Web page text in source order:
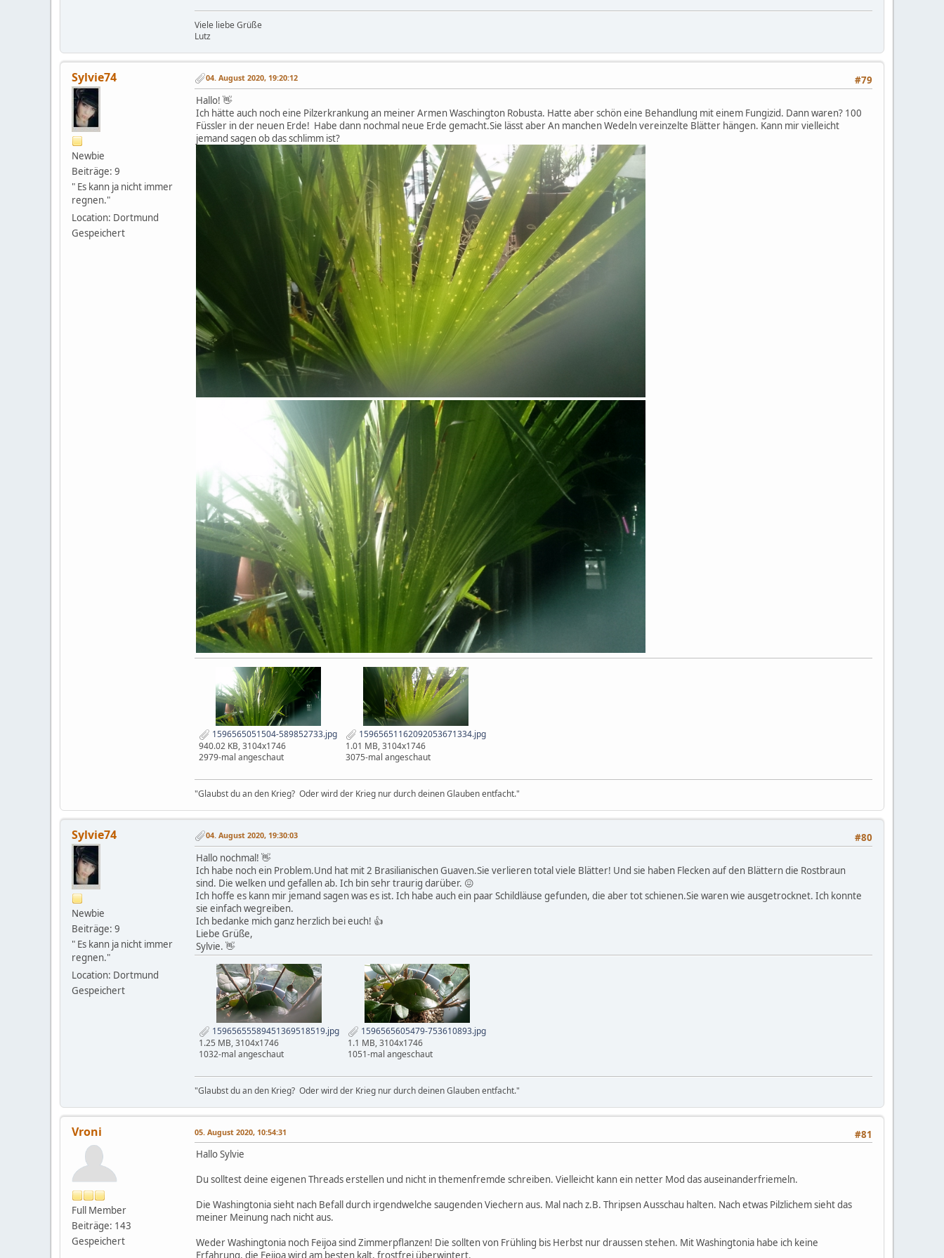
Viele liebe Grüße
Lutz
Sylvie74
Newbie
Beiträge: 9
" Es kann ja nicht immer
regnen."
Location: Dortmund
Gespeichert
#79
04. August 2020, 19:20:12
Hallo! 👋
Ich hätte auch noch eine Pilzerkrankung an meiner Armen Waschington Robusta. Hatte aber schön eine Behandlung mit einem Fungizid. Dann waren? 100
Füssler in der neuen Erde! Habe dann nochmal neue Erde gemacht.Sie lässt aber An manchen Wedeln vereinzelte Blätter hängen. Kann mir vielleicht
jemand sagen ob das schlimm ist?
1596565051504-589852733.jpg
940.02 KB, 3104x1746
2979-mal angeschaut
15965651162092053671334.jpg
1.01 MB, 3104x1746
3075-mal angeschaut
"Glaubst du an den Krieg? Oder wird der Krieg nur durch deinen Glauben entfacht."
Sylvie74
Newbie
Beiträge: 9
" Es kann ja nicht immer
regnen."
Location: Dortmund
Gespeichert
#80
04. August 2020, 19:30:03
Hallo nochmal! 👋
Ich habe noch ein Problem.Und hat mit 2 Brasilianischen Guaven.Sie verlieren total viele Blätter! Und sie haben Flecken auf den Blättern die Rostbraun
sind. Die welken und gefallen ab. Ich bin sehr traurig darüber. 😖
Ich hoffe es kann mir jemand sagen was es ist. Ich habe auch ein paar Schildläuse gefunden, die aber tot schienen.Sie waren wie ausgetrocknet. Ich konnte
sie einfach wegreiben.
Ich bedanke mich ganz herzlich bei euch! 👍
Liebe Grüße,
Sylvie. 👋
15965655589451369518519.jpg
1.25 MB, 3104x1746
1032-mal angeschaut
1596565605479-753610893.jpg
1.1 MB, 3104x1746
1051-mal angeschaut
"Glaubst du an den Krieg? Oder wird der Krieg nur durch deinen Glauben entfacht."
Vroni
Full Member
Beiträge: 143
Gespeichert
#81
05. August 2020, 10:54:31
Hallo Sylvie
Du solltest deine eigenen Threads erstellen und nicht in themenfremde schreiben. Vielleicht kann ein netter Mod das auseinanderfriemeln.
Die Washingtonia sieht nach Befall durch irgendwelche saugenden Viechern aus. Mal nach z.B. Thripsen Ausschau halten. Nach etwas Pilzlichem sieht das
meiner Meinung nach nicht aus.
Weder Washingtonia noch Feijoa sind Zimmerpflanzen! Die sollten von Frühling bis Herbst nur draussen stehen. Mit Washingtonia habe ich keine
Erfahrung, die Feijoa wird am besten kalt, frostfrei überwintert.